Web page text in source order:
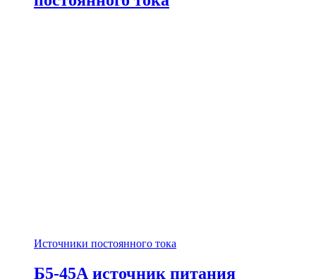
Источники постоянного тока
Б5-45А источник питания